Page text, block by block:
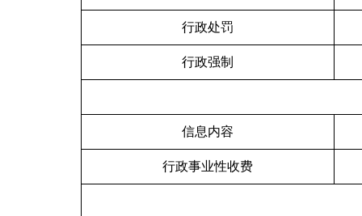
行政处罚
行政强制
信息内容
行政事业性收费